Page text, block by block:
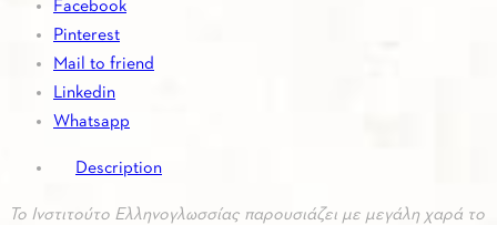
Facebook
Pinterest
Mail to friend
Linkedin
Whatsapp
Description
Το Ινστιτούτο Ελληνογλωσσίας παρουσιάζει με μεγάλη χαρά το